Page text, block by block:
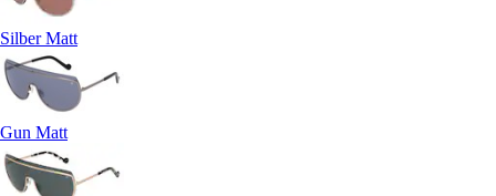
Silber Matt
Gun Matt